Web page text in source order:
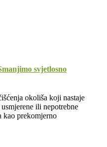
svjetlosno
okoliša koji nastaje
ili nepotrebne
kao prekomjerno